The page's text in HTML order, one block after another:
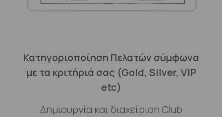
Κατηγοριοποίηση Πελατών σύμφωνα
με τα κριτήριά σας (Gold, Silver, VIP
etc)
Δημιουργία και διαχείριση Club